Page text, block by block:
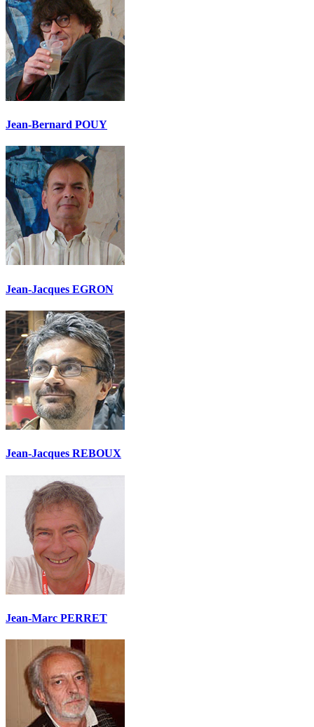
Jean-Bernard POUY
Jean-Jacques EGRON
Jean-Jacques REBOUX
Jean-Marc PERRET